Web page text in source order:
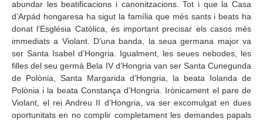
abundar les beatificacions i canonitzacions. Tot i que la Casa
d’Arpád hongaresa ha sigut la família que més sants i beats ha
donat l’Església Catòlica, és important precisar els casos més
immediats a Violant. D’una banda, la seua germana major va
ser Santa Isabel d’Hongria. Igualment, les seues nebodes, les
filles del seu germà Bela IV d’Hongria van ser Santa Cunegunda
de Polònia, Santa Margarida d’Hongria, la beata Iolanda de
Polònia i la beata Constança d’Hongria. Irònicament el pare de
Violant, el rei Andreu II d’Hongria, va ser excomulgat en dues
oportunitats en no complir completament les demandes papals